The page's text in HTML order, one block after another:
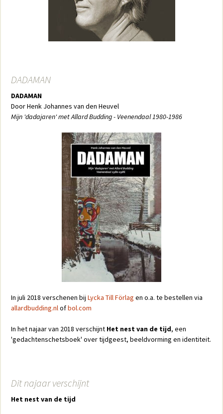
DADAMAN
DADAMAN
Door Henk Johannes van den Heuvel
Mijn 'dadajaren' met Allard Budding - Veenendaal 1980-1986
In juli 2018 verschenen bij Lycka Till Förlag en o.a. te bestellen via
allardbudding.nlofbol.com
In het najaar van 2018 verschijnt Het nest van de tijd, een
'gedachtenschetsboek' over tijdgeest, beeldvorming en identiteit.
Dit najaar verschijnt
Het nest van de tijd